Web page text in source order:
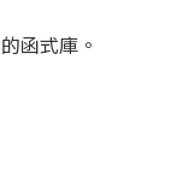
函式庫。